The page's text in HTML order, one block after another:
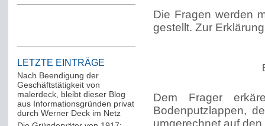
LETZTE EINTRÄGE
Nach Beendigung der
Geschäftstätigkeit von
malerdeck, bleibt dieser Blog
aus Informationsgründen privat
durch Werner Deck im Netz
Die Fragen werden
gestellt. Zur
Dem Frager
Bodenputzlappen,
umgerechnet auf